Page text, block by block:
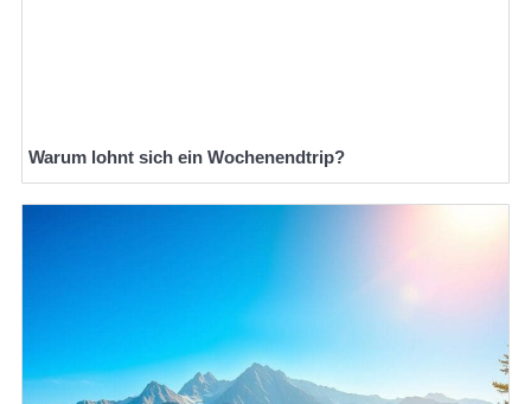
Warum lohnt sich ein Wochenendtrip?